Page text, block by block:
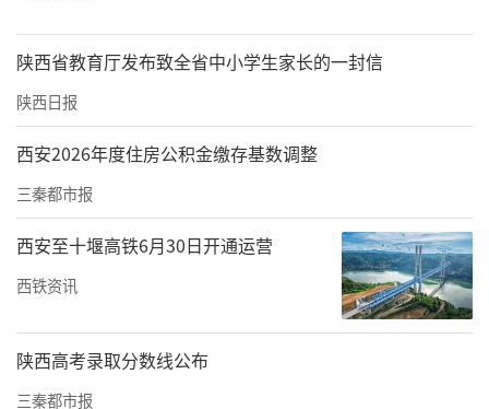
责任编辑：辛晓霞 秦明
陕西省教育厅发布致全省中小学生家长的一封信
陕西日报
西安2026年度住房公积金缴存基数调整
三秦都市报
西安至十堰高铁6月30日开通运营
西铁资讯
陕西高考录取分数线公布
三秦都市报